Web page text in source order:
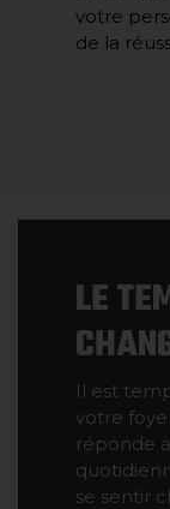
votre
de la
LE
Il est
votre
réponde
se sentir